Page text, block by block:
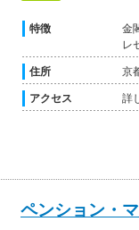
特徴
金
レ
住所 京
アクセス 詳
ペンション・